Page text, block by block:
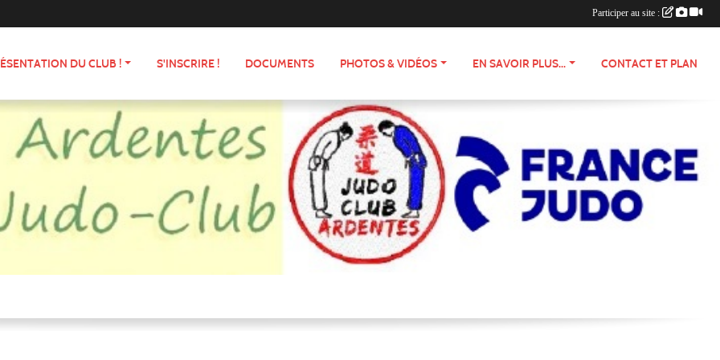
DU CLUB ! S'INSCRIRE ! DOCUMENTS PHOTOS & VIDÉOS EN SAVOIR PLUS... CONTACT ET PLAN
Participer au site :